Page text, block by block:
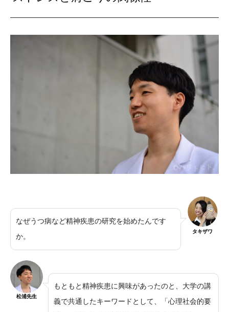
なぜうつ病など精神疾患の研究を始めたんです
か。
タキザワ
松浦先生
もともと精神疾患に興味があったのと、大学の講
義で共通したキーワードとして、「心理社会的要